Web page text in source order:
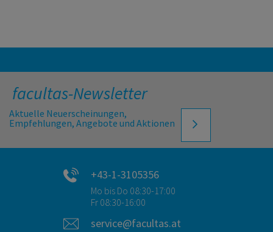
facultas-Newsletter
Aktuelle Neuerscheinungen,
Empfehlungen, Angebote und Aktionen
+43-1-3105356
Mo bis Do 08:30-17:00
Fr 08:30-16:00
service@facultas.at